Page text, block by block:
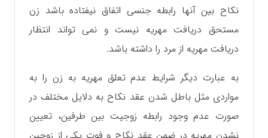
نکاح بین آنها رابطه جنسی اتفاق نیفتاده باشد زن
مستحق دریافت مهریه نیست و نمی تواند انتظار
دریافت مهریه از مرد را داشته باشد.
به عبارت دیگر شرایط عدم تعلق مهریه به زن را به
مواردی مثل باطل شدن عقد نکاح به دلایل مختلف در
صورت عدم ‌وجود رابطه زوجیت بین طرفین، تعیین